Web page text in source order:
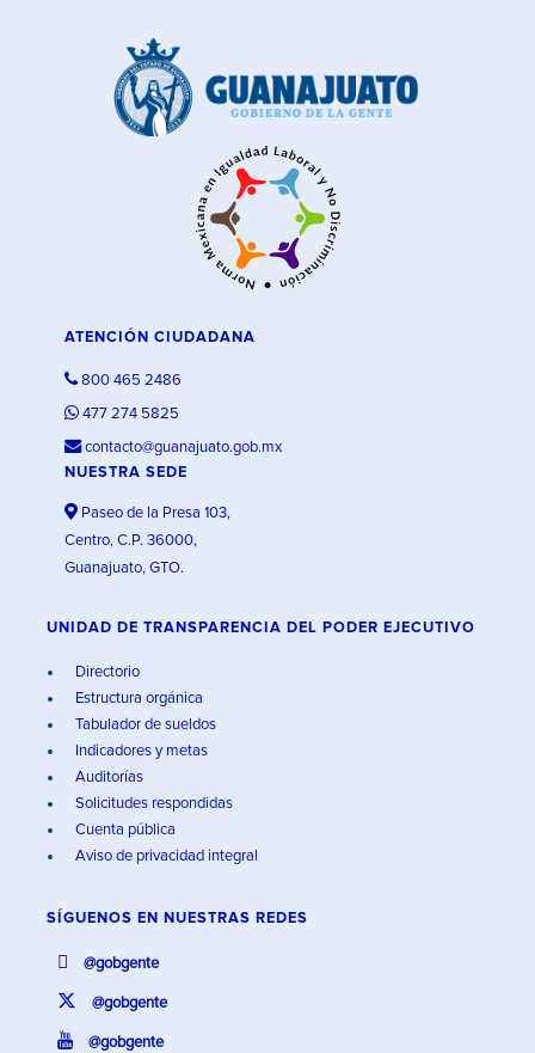
ATENCIÓN CIUDADANA
800 465 2486
477 274 5825
contacto@guanajuato.gob.mx
NUESTRA SEDE
Paseo de la Presa 103,
Centro, C.P. 36000,
Guanajuato, GTO.
UNIDAD DE TRANSPARENCIA DEL PODER EJECUTIVO
Directorio
Estructura orgánica
Tabulador de sueldos
Indicadores y metas
Auditorías
Solicitudes respondidas
Cuenta pública
Aviso de privacidad integral
SÍGUENOS EN NUESTRAS REDES
@gobgente
@gobgente
@gobgente